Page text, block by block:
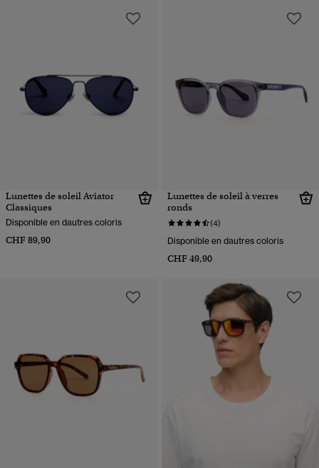
Lunettes de soleil Aviator
Classiques
Disponible en dautres coloris
CHF 89,90
Lunettes de soleil à verres
ronds
(4)
Disponible en dautres coloris
CHF 49,90